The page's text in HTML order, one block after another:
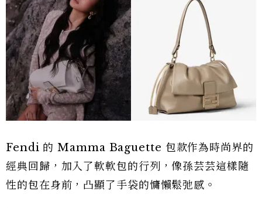
Fendi 的 Mamma Baguette 包款作為時尚界的
經典回歸，加入了軟軟包的行列，像孫芸芸這樣隨
性的包在身前，凸顯了手袋的慵懶鬆弛感。